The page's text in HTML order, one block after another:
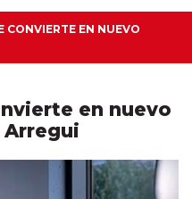
CONVIERTE EN NUEVO
en nuevo